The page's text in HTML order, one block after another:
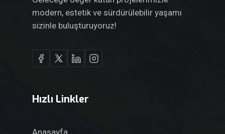
modern, estetik ve sürdürülebilir yaşamı
sizinle buluşturuyoruz!
Hızlı Linkler
Anasayfa